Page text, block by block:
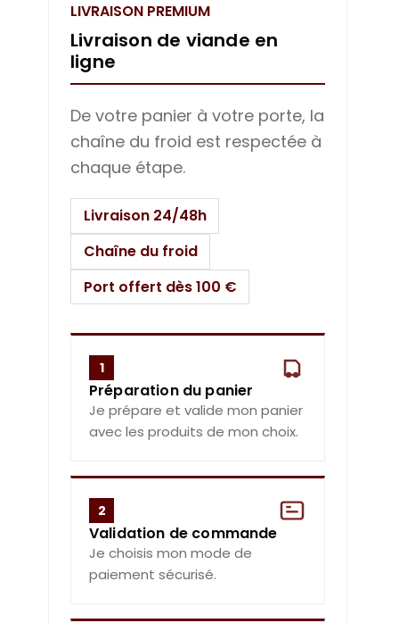
LIVRAISON PREMIUM
Livraison de viande en
ligne
De votre panier à votre porte, la
chaîne du froid est respectée à
chaque étape.
Livraison 24/48h
Chaîne du froid
Port offert dès 100 €
1
Préparation du panier
Je prépare et valide mon panier
avec les produits de mon choix.
2
Validation de commande
Je choisis mon mode de
paiement sécurisé.